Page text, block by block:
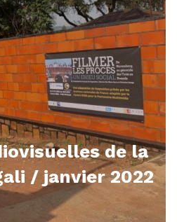
de la
/ janvier 2022